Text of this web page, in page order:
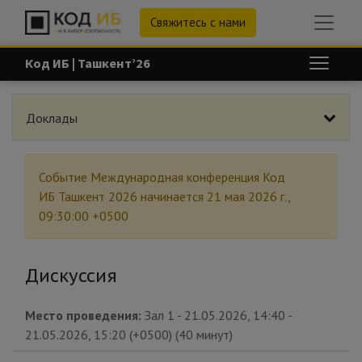
Свяжитесь с нами
Код ИБ | Ташкент’26
Доклады
Событие Международная конференция Код
ИБ Ташкент 2026 начинается 21 мая 2026 г.,
09:30:00 +0500
Дискуссия
Место проведения: Зал 1 - 21.05.2026, 14:40 -
21.05.2026, 15:20 (+0500) (40 минут)